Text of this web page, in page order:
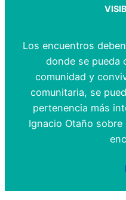
Los encuentros
donde se pueda
comunidad y
comunitaria, se
pertenencia más
Ignacio Otaño